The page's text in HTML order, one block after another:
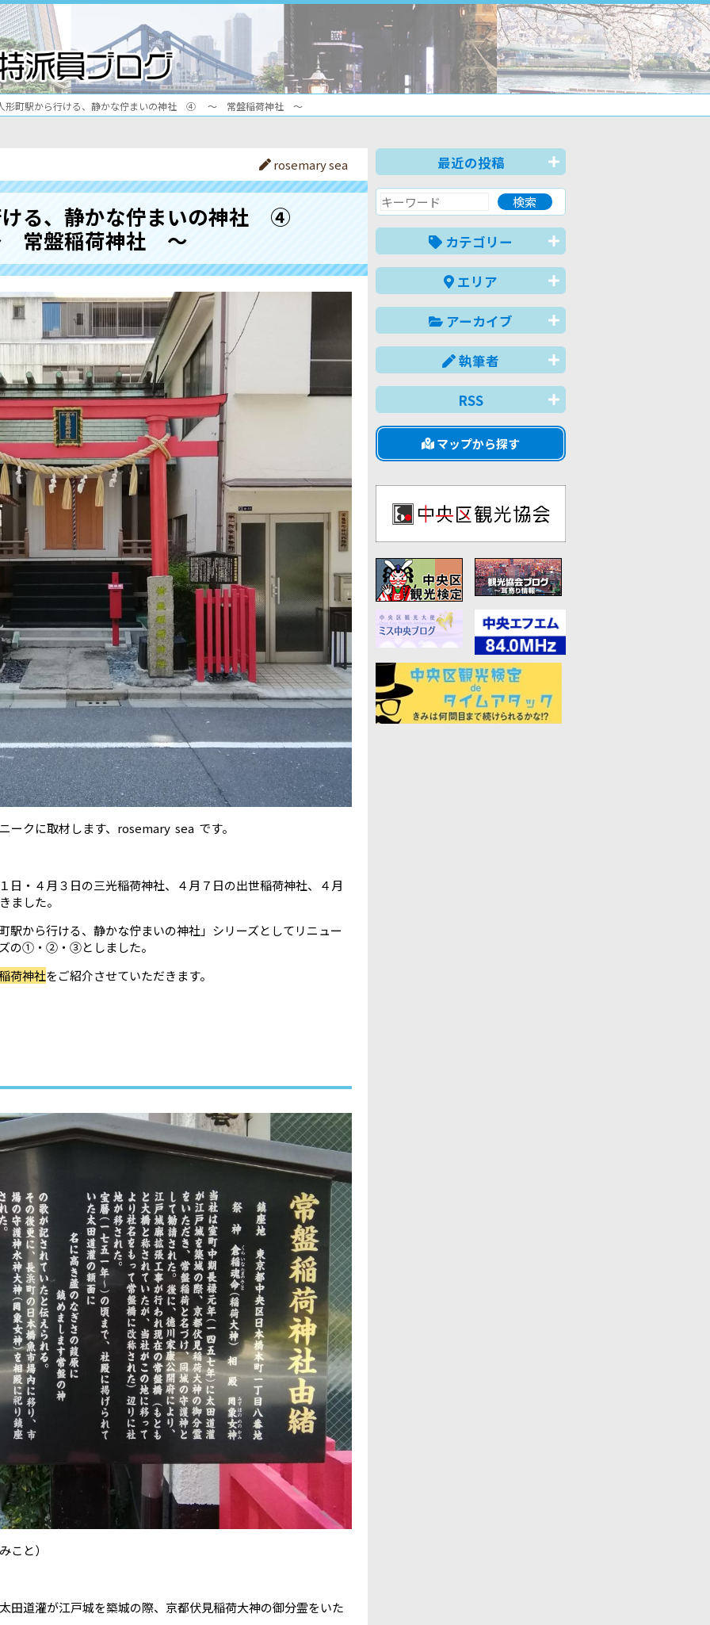
形町駅から行ける、静かな佇まいの神社 ④ ～ 常盤稲荷神社 ～
rosemary sea
ける、静かな佇まいの神社 ④
盤稲荷神社 ～
ークに取材します、rosemary sea です。
日・４月３日の三光稲荷神社、４月７日の出世稲荷神社、４月
ました。
駅から行ける、静かな佇まいの神社」シリーズとしてリニュー
の①・②・③としました。
荷神社をご紹介させていただきます。
と）
田道灌が江戸城を築城の際、京都伏見稲荷大神の御分霊をいた
最近の投稿
カテゴリー
エリア
アーカイブ
執筆者
RSS
マップから探す